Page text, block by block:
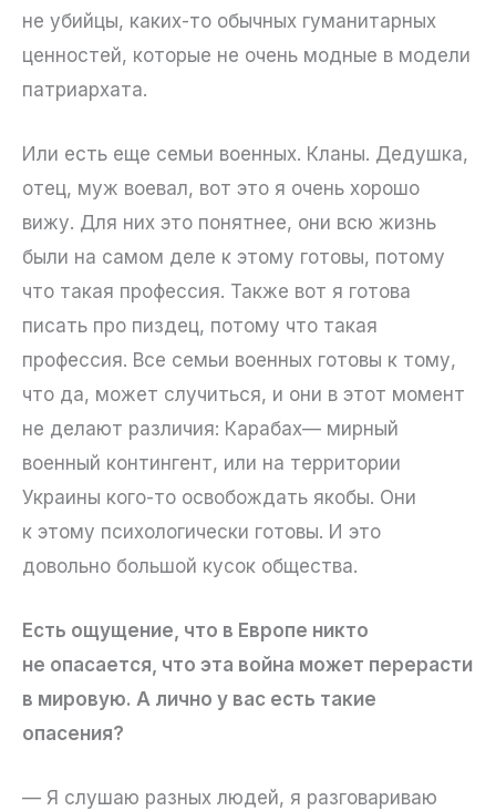
не убийцы, каких-то обычных гуманитарных
ценностей, которые не очень модные в модели
патриархата.
Или есть еще семьи военных. Кланы. Дедушка,
отец, муж воевал, вот это я очень хорошо
вижу. Для них это понятнее, они всю жизнь
были на самом деле к этому готовы, потому
что такая профессия. Также вот я готова
писать про пиздец, потому что такая
профессия. Все семьи военных готовы к тому,
что да, может случиться, и они в этот момент
не делают различия: Карабах— мирный
военный контингент, или на территории
Украины кого-то освобождать якобы. Они
к этому психологически готовы. И это
довольно большой кусок общества.
Есть ощущение, что в Европе никто
не опасается, что эта война может перерасти
в мировую. А лично у вас есть такие
опасения?
— Я слушаю разных людей, я разговариваю